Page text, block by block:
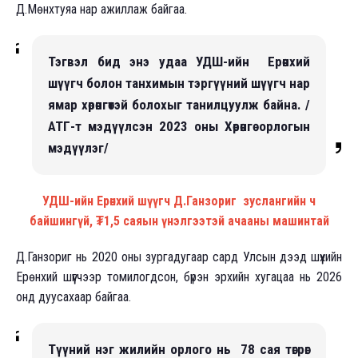
Д.Мөнхтуяа нар ажиллаж байгаа.
Тэгвэл бид энэ удаа УДШ-ийн Ерөнхий
шүүгч болон танхимын тэргүүний шүүгч нар
ямар хөрөнгөтэй болохыг танилцуулж байна. /
АТГ-т мэдүүлсэн 2023 оны Хөрөнгө орлогын
мэдүүлэг/
УДШ-ийн Ерөнхий шүүгч Д.Ганзориг зуслангийн ч
байшингүй, ₮1,5 саяын үнэлгээтэй ачааны машинтай
Д.Ганзориг нь 2020 оны зургадугаар сард Улсын дээд шүүхийн
Ерөнхий шүүгчээр томилогдсон, бүрэн эрхийн хугацаа нь 2026
онд дуусахаар байгаа.
Түүний нэг жилийн орлого нь 78 сая төгрөг